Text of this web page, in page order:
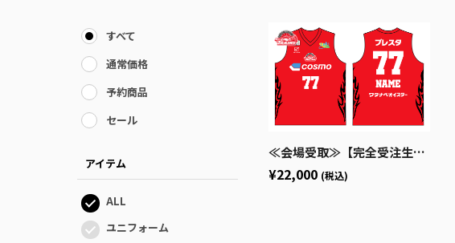
すべて
通常価格
予約商品
セール
アイテム
ALL
ユニフォーム
≪会場受取≫【完全受注生産】オーセンティックユニフォーム（2026-27シーズン）
¥22,000 (税込)